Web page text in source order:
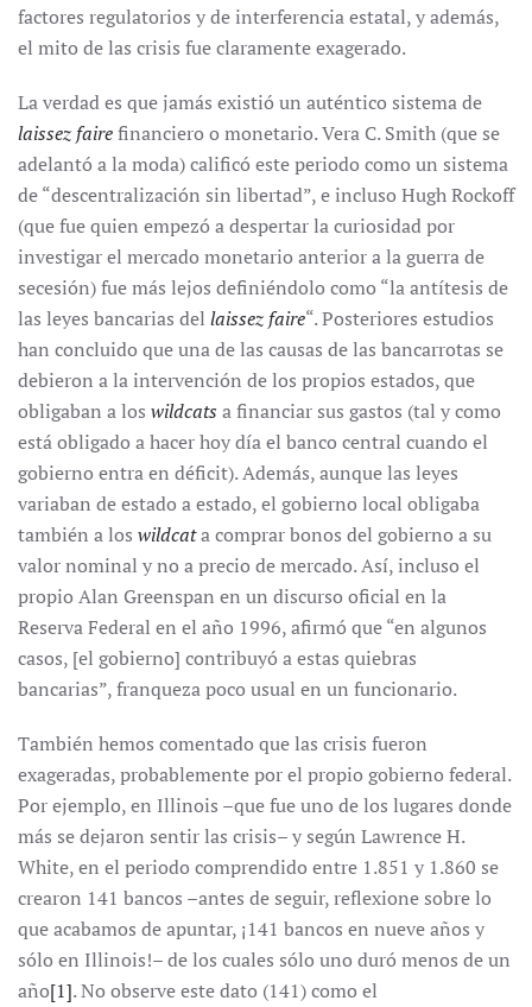
factores regulatorios y de interferencia estatal, y además,
el mito de las crisis fue claramente exagerado.
La verdad es que jamás existió un auténtico sistema de
laissez fairefinanciero o monetario. Vera C. Smith (que se
adelantó a la moda) calificó este periodo como un sistema
de “descentralización sin libertad”, e incluso Hugh Rockoff
(que fue quien empezó a despertar la curiosidad por
investigar el mercado monetario anterior a la guerra de
secesión) fue más lejos definiéndolo como “la antítesis de
las leyes bancarias del laissez faire“. Posteriores estudios
han concluido que una de las causas de las bancarrotas se
debieron a la intervención de los propios estados, que
obligaban a los wildcats a financiar sus gastos (tal y como
está obligado a hacer hoy día el banco central cuando el
gobierno entra en déficit). Además, aunque las leyes
variaban de estado a estado, el gobierno local obligaba
también a los wildcata comprar bonos del gobierno a su
valor nominal y no a precio de mercado. Así, incluso el
propio Alan Greenspan en un discurso oficial en la
Reserva Federal en el año 1996, afirmó que “en algunos
casos, [el gobierno] contribuyó a estas quiebras
bancarias”, franqueza poco usual en un funcionario.
También hemos comentado que las crisis fueron
exageradas, probablemente por el propio gobierno federal.
Por ejemplo, en Illinois –que fue uno de los lugares donde
más se dejaron sentir las crisis– y según Lawrence H.
White, en el periodo comprendido entre 1.851 y 1.860 se
crearon 141 bancos –antes de seguir, reflexione sobre lo
que acabamos de apuntar, ¡141 bancos en nueve años y
sólo en Illinois!– de los cuales sólo uno duró menos de un
año[1]. No observe este dato (141) como el